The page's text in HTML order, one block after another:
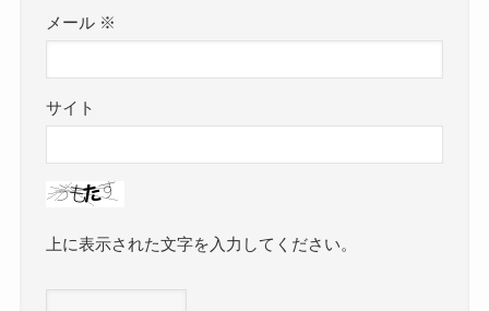
メール ※
サイト
上に表示された文字を入力してください。